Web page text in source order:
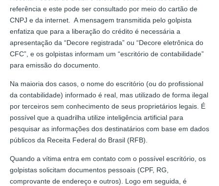
referência e este pode ser consultado por meio do cartão de
CNPJ e da internet. A mensagem transmitida pelo golpista
enfatiza que para a liberação do crédito é necessária a
apresentação da “Decore registrada” ou “Decore eletrônica do
CFC”, e os golpistas informam um “escritório de contabilidade”
para emissão do documento.
Na maioria dos casos, o nome do escritório (ou do profissional
da contabilidade) informado é real, mas utilizado de forma ilegal
por terceiros sem conhecimento de seus proprietários legais. É
possível que a quadrilha utilize inteligência artificial para
pesquisar as informações dos destinatários com base em dados
públicos da Receita Federal do Brasil (RFB).
Quando a vítima entra em contato com o possível escritório, os
golpistas solicitam documentos pessoais (CPF, RG,
comprovante de endereço e outros). Logo em seguida, é